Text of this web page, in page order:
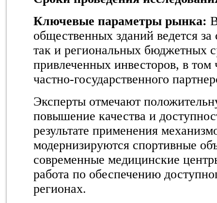
Ключевые параметры рынка:
общественных зданий ведется
так и региональных бюджетных
привлеченных инвесторов, в том
частно-государственного
Эксперты отмечают
повышение качества и
результате применения
модернизируются спортивные
современные медицинские
работа по обеспечению
регионах.